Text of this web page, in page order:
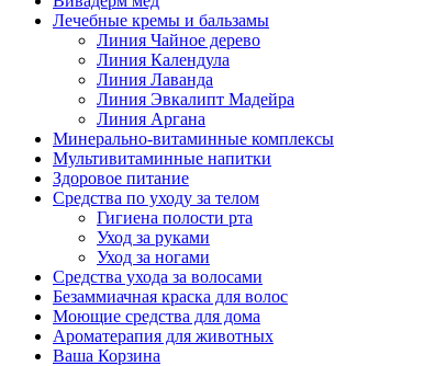
Лечебные кремы и бальзамы
Линия Чайное дерево
Линия Календула
Линия Лаванда
Линия Эвкалипт Мадейра
Линия Аргана
Минерально-витаминные комплексы
Мультивитаминные напитки
Здоровое питание
Средства по уходу за телом
Гигиена полости рта
Уход за руками
Уход за ногами
Средства ухода за волосами
Безаммиачная краска для волос
Моющие средства для дома
Ароматерапия для животных
Ваша Корзина